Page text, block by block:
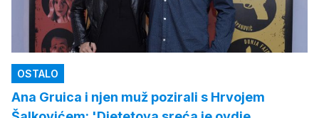
OSTALO
Ana Gruica i njen muž pozirali s Hrvojem